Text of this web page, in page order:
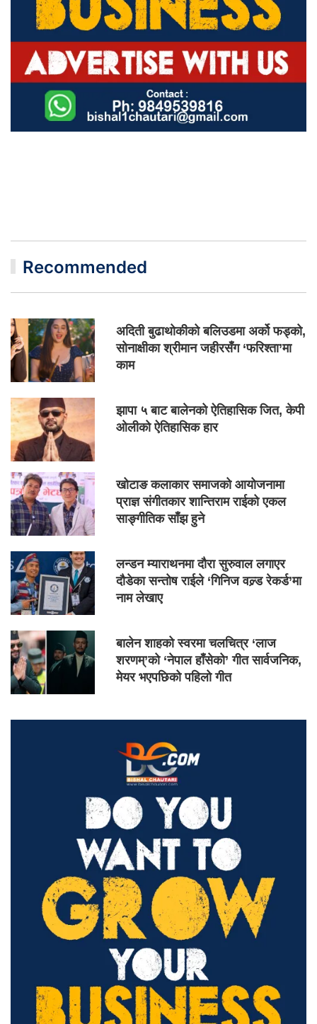
Recommended
अदिती बुढाथोकीको बलिउडमा अर्को फड्को,
सोनाक्षीका श्रीमान जहीरसँग ‘फरिश्ता’मा
काम
झापा ५ बाट बालेनको ऐतिहासिक जित, केपी
ओलीको ऐतिहासिक हार
खोटाङ कलाकार समाजको आयोजनामा
प्राज्ञ संगीतकार शान्तिराम राईको एकल
साङ्गीतिक साँझ हुने
लन्डन म्याराथनमा दौरा सुरुवाल लगाएर
दौडेका सन्तोष राईले ‘गिनिज वल्र्ड रेकर्ड’मा
नाम लेखाए
बालेन शाहको स्वरमा चलचित्र ‘लाज
शरणम्’को ‘नेपाल हाँसेको’ गीत सार्वजनिक,
मेयर भएपछिको पहिलो गीत